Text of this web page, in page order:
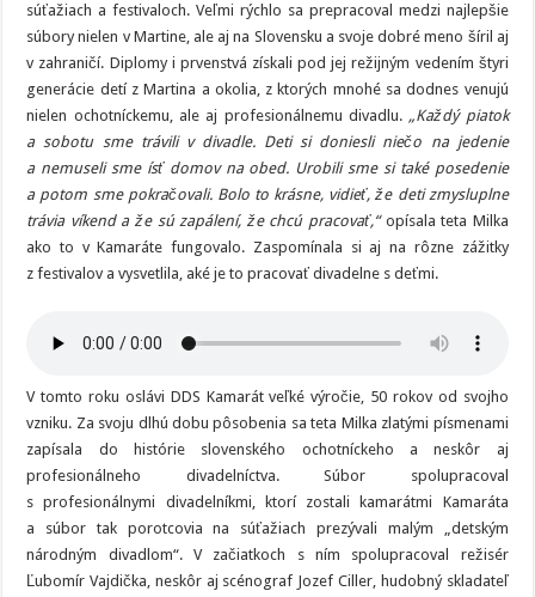
súťažiach a festivaloch. Veľmi rýchlo sa prepracoval medzi najlepšie
súbory nielen v Martine, ale aj na Slovensku a svoje dobré meno šíril aj
v zahraničí. Diplomy i prvenstvá získali pod jej režijným vedením štyri
generácie detí z Martina a okolia, z ktorých mnohé sa dodnes venujú
nielen ochotníckemu, ale aj profesionálnemu divadlu. „Každý piatok
a sobotu sme trávili v divadle. Deti si doniesli niečo na jedenie
a nemuseli sme ísť domov na obed. Urobili sme si také posedenie
a potom sme pokračovali. Bolo to krásne, vidieť, že deti zmysluplne
trávia víkend a že sú zapálení, že chcú pracovať,“opísala teta Milka
ako to v Kamaráte fungovalo. Zaspomínala si aj na rôzne zážitky
z festivalov a vysvetlila, aké je to pracovať divadelne s deťmi.
V tomto roku oslávi DDS Kamarát veľké výročie, 50 rokov od svojho
vzniku. Za svoju dlhú dobu pôsobenia sa teta Milka zlatými písmenami
zapísala do histórie slovenského ochotníckeho a neskôr aj
profesionálneho divadelníctva. Súbor spolupracoval
s profesionálnymi divadelníkmi, ktorí zostali kamarátmi Kamaráta
a súbor tak porotcovia na súťažiach prezývali malým „detským
národným divadlom“. V začiatkoch s ním spolupracoval režisér
Ľubomír Vajdička, neskôr aj scénograf Jozef Ciller, hudobný skladateľ